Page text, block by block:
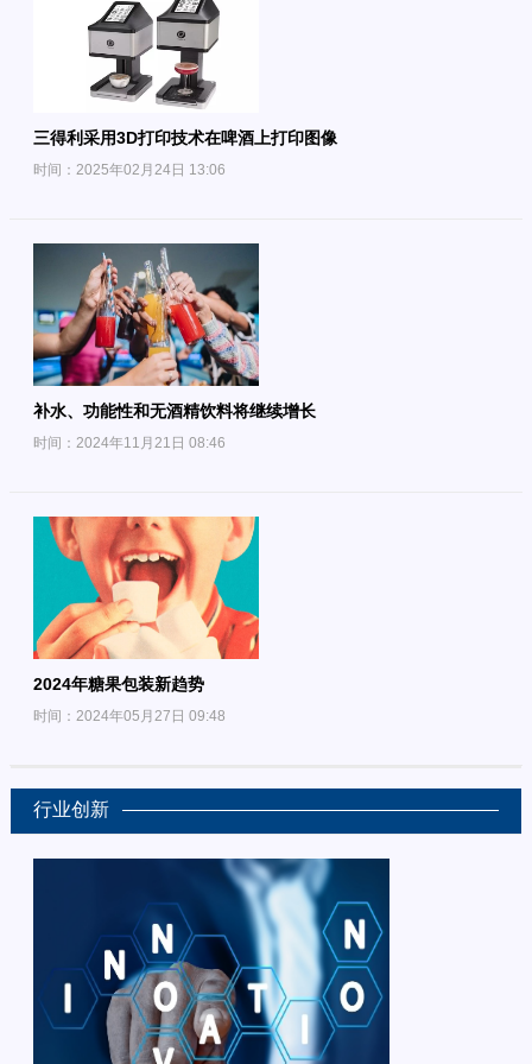
三得利采用3D打印技术在啤酒上打印图像
时间：2025年02月24日 13:06
补水、功能性和无酒精饮料将继续增长
时间：2024年11月21日 08:46
2024年糖果包装新趋势
时间：2024年05月27日 09:48
行业创新